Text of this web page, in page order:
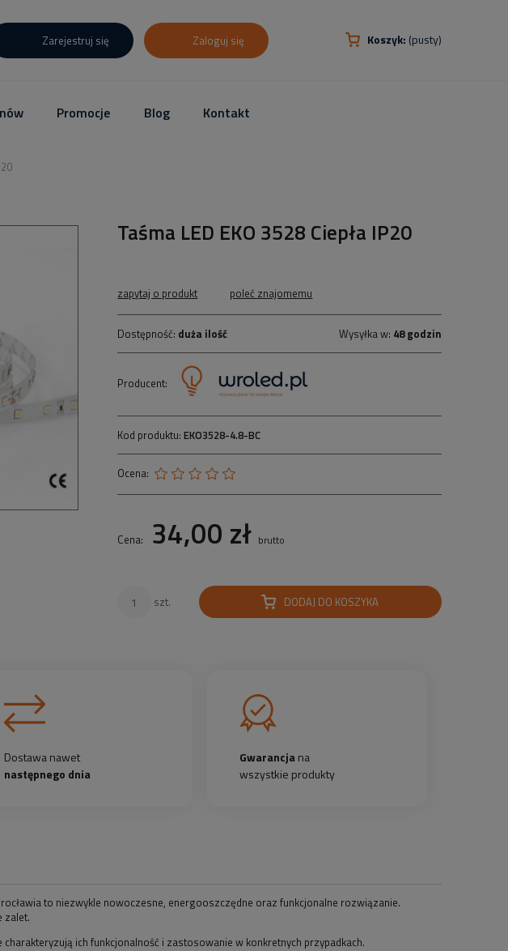
Koszyk: (pusty)
Zarejestruj się Zaloguj się
Promocje Blog Kontakt
Taśma LED EKO 3528 Ciepła IP20
zapytaj o produkt poleć znajomemu
Dostępność: duża ilość Wysyłka w: 48 godzin
Producent:
Kod produktu: EKO3528-4.8-BC
Ocena:
Cena: 34,00 zł brutto
szt. DODAJ DO KOSZYKA
Dostawa nawet
następnego dnia
Gwarancjana
wszystkie produkty
to niezwykle nowoczesne, energooszczędne oraz funkcjonalne rozwiązanie.
zalet.
ich funkcjonalność i zastosowanie w konkretnych przypadkach.